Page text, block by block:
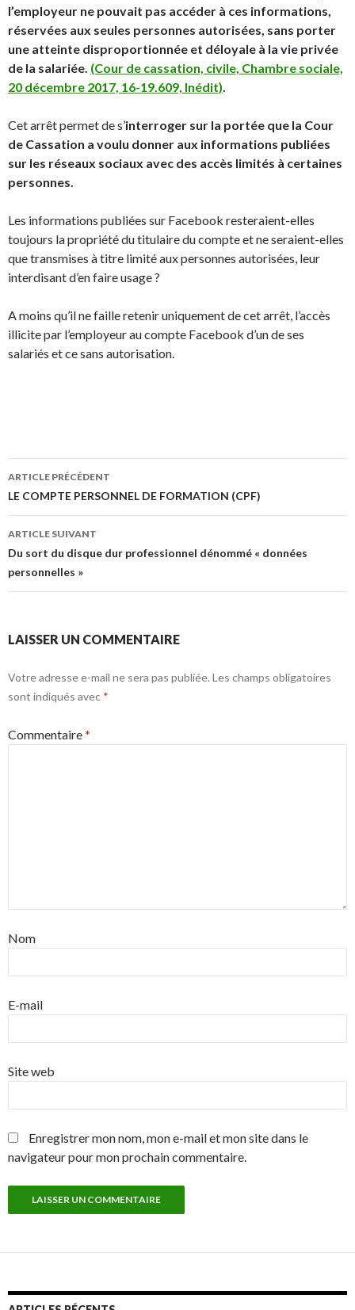
l’employeur ne pouvait pas accéder à ces informations,
réservées aux seules personnes autorisées, sans porter
une atteinte disproportionnée et déloyale à la vie privée
de la salariée. (Cour de cassation, civile, Chambre sociale,
20 décembre 2017, 16-19.609, Inédit).
Cet arrêt permet de s’interroger sur la portée que la Cour
de Cassation a voulu donner aux informations publiées
sur les réseaux sociaux avec des accès limités à certaines
personnes.
Les informations publiées sur Facebook resteraient-elles
toujours la propriété du titulaire du compte et ne seraient-elles
que transmises à titre limité aux personnes autorisées, leur
interdisant d’en faire usage ?
A moins qu’il ne faille retenir uniquement de cet arrêt, l’accès
illicite par l’employeur au compte Facebook d’un de ses
salariés et ce sans autorisation.
Navigation
des
articles
ARTICLE PRÉCÉDENT
LE COMPTE PERSONNEL DE FORMATION (CPF)
ARTICLE SUIVANT
Du sort du disque dur professionnel dénommé « données
personnelles »
LAISSER UN COMMENTAIRE
Votre adresse e-mail ne sera pas publiée. Les champs obligatoires
sont indiqués avec *
Commentaire*
Nom
E-mail
Site web
Enregistrer mon nom, mon e-mail et mon site dans le
navigateur pour mon prochain commentaire.